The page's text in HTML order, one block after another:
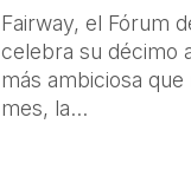
Fairway, el Fórum
celebra su décimo
más ambiciosa que
mes, la...